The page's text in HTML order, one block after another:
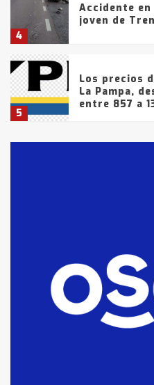
4
Accidente
joven de
5
Los precios
La Pampa,
entre 857 a
fueron
tarde del
T.Lauquen:
lo que fue